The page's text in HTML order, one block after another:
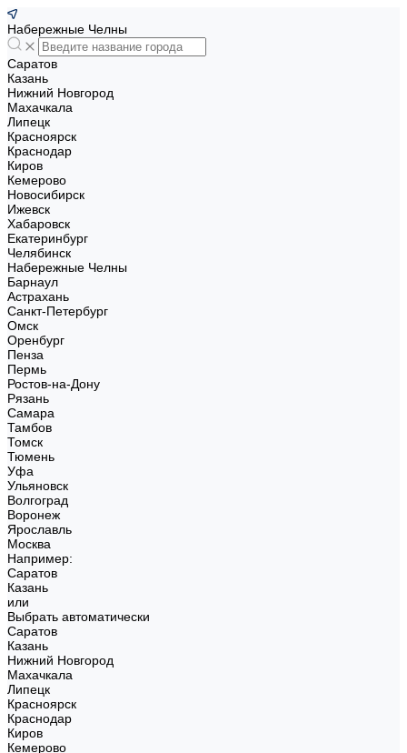
Набережные Челны
Саратов
Казань
Нижний Новгород
Махачкала
Липецк
Красноярск
Краснодар
Киров
Кемерово
Новосибирск
Ижевск
Хабаровск
Екатеринбург
Челябинск
Набережные Челны
Барнаул
Астрахань
Санкт-Петербург
Омск
Оренбург
Пенза
Пермь
Ростов-на-Дону
Рязань
Самара
Тамбов
Томск
Тюмень
Уфа
Ульяновск
Волгоград
Воронеж
Ярославль
Москва
Например:
Саратов
Казань
или
Выбрать автоматически
Саратов
Казань
Нижний Новгород
Махачкала
Липецк
Красноярск
Краснодар
Киров
Кемерово